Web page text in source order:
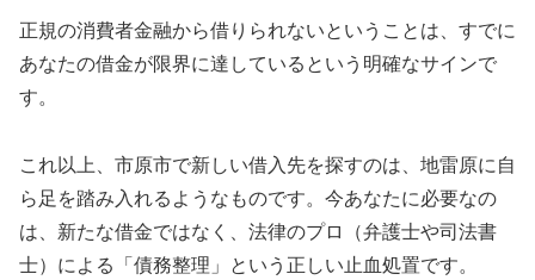
正規の消費者金融から借りられないということは、すでに
あなたの借金が限界に達しているという明確なサインで
す。
これ以上、市原市で新しい借入先を探すのは、地雷原に自
ら足を踏み入れるようなものです。今あなたに必要なの
は、新たな借金ではなく、法律のプロ（弁護士や司法書
士）による「債務整理」という正しい止血処置です。